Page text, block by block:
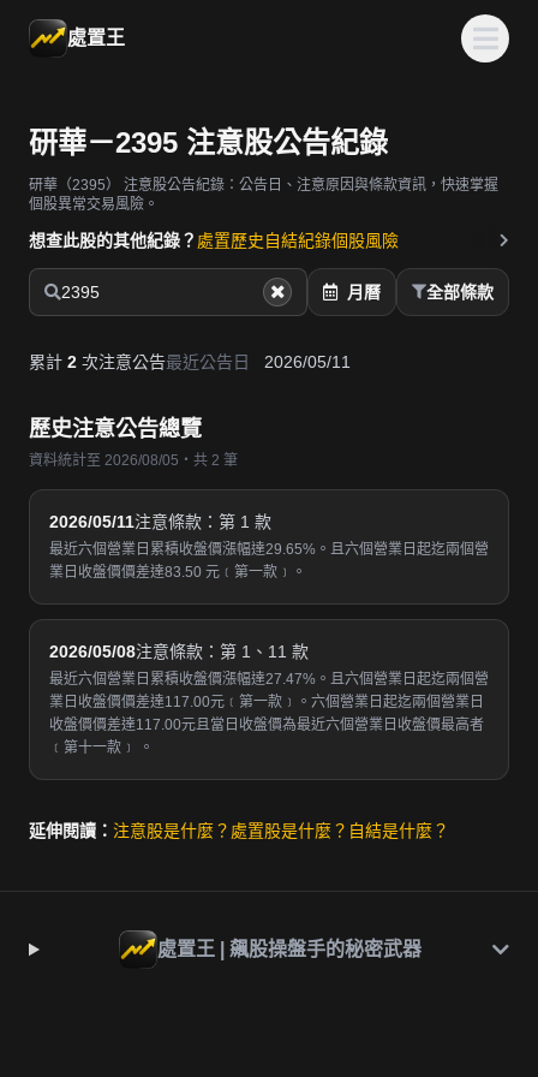
處置王
研華－2395 注意股公告紀錄
研華（2395）
注意股公告紀錄：公告日、注意原因與條款資訊，快速掌握
個股異常交易風險。
想查此股的其他紀錄？ 處置歷史自結紀錄個股風險
2395 月曆 全部條款
累計 2 次注意公告最近公告日 2026/05/11
歷史注意公告總覽
資料統計至 2026/08/05・共 2 筆
2026/05/11注意條款：第 1 款
最近六個營業日累積收盤價漲幅達29.65%。且六個營業日起迄兩個營
業日收盤價價差達83.50 元﹝第一款﹞。
2026/05/08注意條款：第 1、11 款
最近六個營業日累積收盤價漲幅達27.47%。且六個營業日起迄兩個營
業日收盤價價差達117.00元﹝第一款﹞。六個營業日起迄兩個營業日
收盤價價差達117.00元且當日收盤價為最近六個營業日收盤價最高者
﹝第十一款﹞ 。
延伸閱讀： 注意股是什麼？ 處置股是什麼？ 自結是什麼？
處置王 | 飆股操盤手的秘密武器